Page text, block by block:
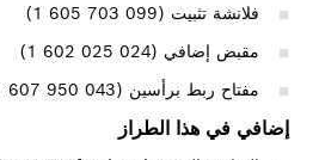
فلانشة تثبيت (‎1 605 703 099)
مقبض إضافي (‎1 602 025 024)
مفتاح ربط برأسين (‎1 607 950 043)
إضافي في هذا الطراز